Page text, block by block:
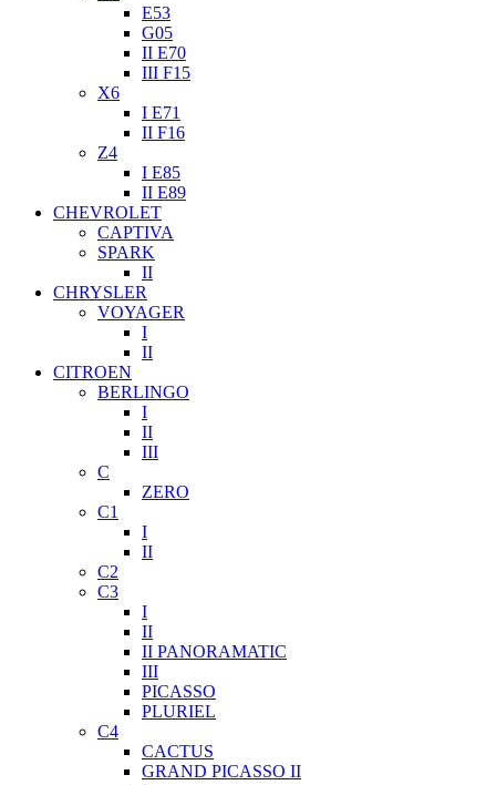
E53
G05
II E70
III F15
X6
I E71
II F16
Z4
I E85
II E89
CHEVROLET
CAPTIVA
SPARK
II
CHRYSLER
VOYAGER
I
II
CITROEN
BERLINGO
I
II
III
C
ZERO
C1
I
II
C2
C3
I
II
II PANORAMATIC
III
PICASSO
PLURIEL
C4
CACTUS
GRAND PICASSO II